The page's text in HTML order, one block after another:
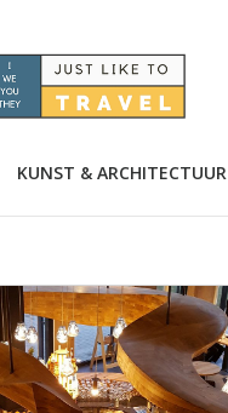
KUNST & ARCHITECTUUR